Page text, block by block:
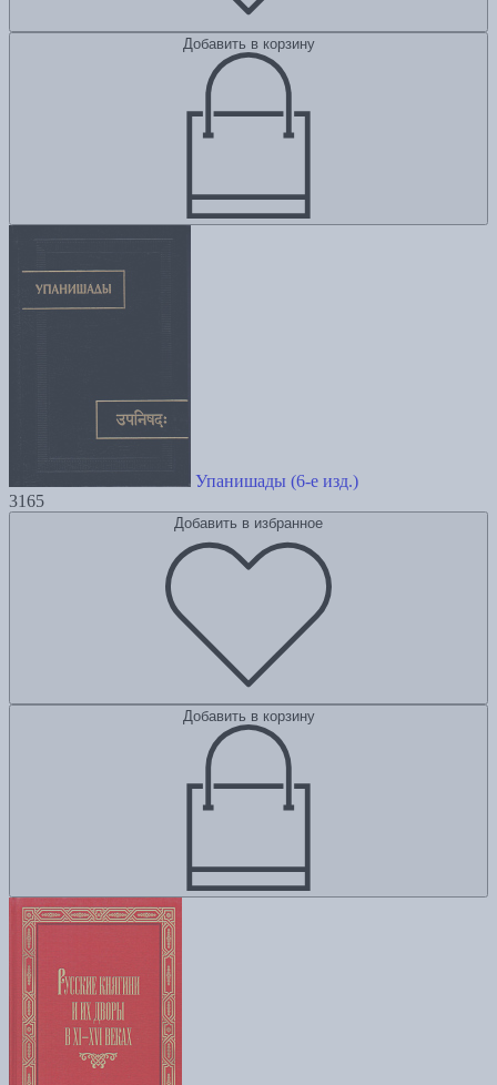
Добавить в корзину
Упанишады (6-е изд.)
3165
Добавить в избранное
Добавить в корзину